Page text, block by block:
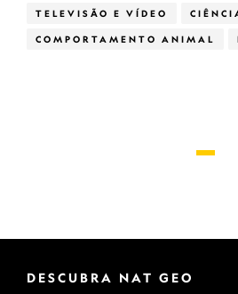
TELEVISÃO E VÍDEO
COMPORTAMENTO ANIMAL
DESCUBRA NAT GEO